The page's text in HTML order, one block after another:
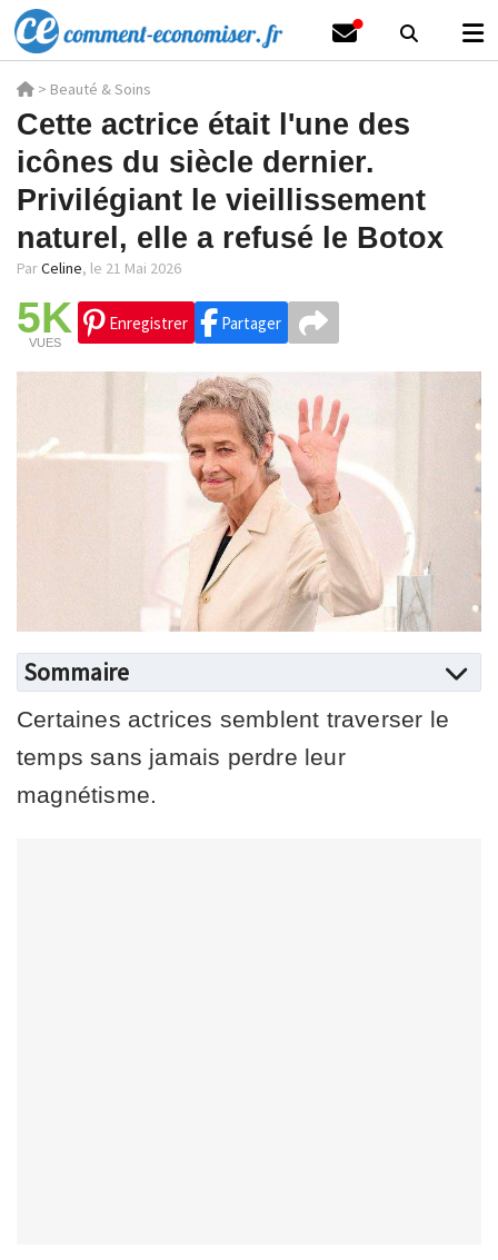
> Beauté & Soins
Cette actrice était l'une des
icônes du siècle dernier.
Privilégiant le vieillissement
naturel, elle a refusé le Botox
ParCeline, le 21 Mai 2026
5K
VUES
Enregistrer Partager
Sommaire
Certaines actrices semblent traverser le
temps sans jamais perdre leur
magnétisme.